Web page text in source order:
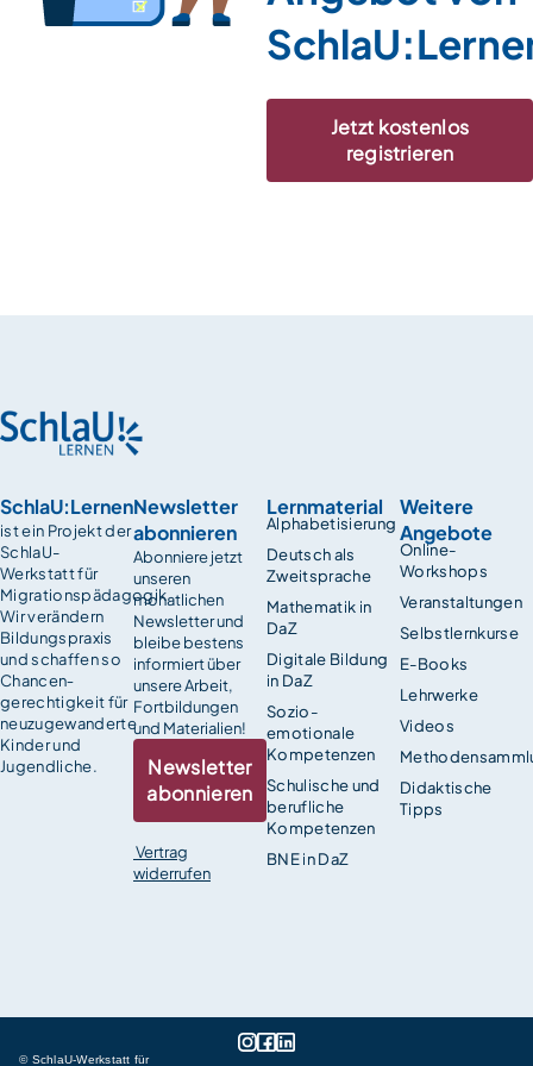
Jetzt kostenlos
registrieren
SchlaU:Lernen
ist ein Projekt der
SchlaU-
Werkstatt für
Migrationspädagogik.
Wir verändern
Bildungspraxis
und schaffen so
Chancen­
gerechtigkeit für
neuzugewanderte
Kinder und
Jugendliche.
Lernmaterial
Alphabetisierung
Deutsch als
Zweitsprache
Mathematik in
DaZ
Digitale Bildung
in DaZ
Sozio-
emotionale
Kompetenzen
Schulische und
berufliche
Kompetenzen
BNE in DaZ
Weitere
Angebote
Online-
Workshops
Veranstaltungen
Selbstlernkurse
E-Books
Lehrwerke
Videos
Didaktische
Tipps
Newsletter
abonnieren
Abonniere jetzt
unseren
monatlichen
Newsletter und
bleibe bestens
informiert über
unsere Arbeit,
Fortbildungen
und Materialien!
Newsletter
abonnieren
Vertrag
widerrufen
© SchlaU-Werkstatt für